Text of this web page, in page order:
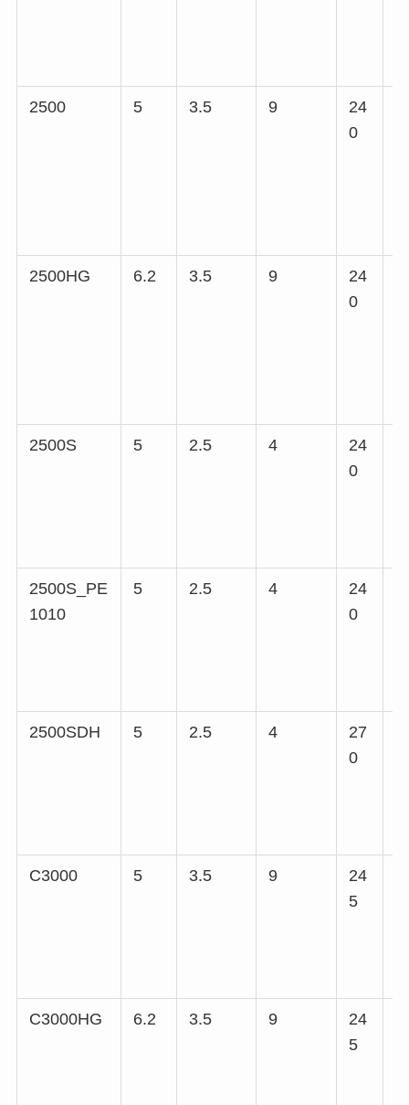
2500 5 3.5 9
24
0
2500HG 6.2 3.5 9
24
0
2500S 5 2.5 4
24
0
2500S_PE
1010
5 2.5 4
24
0
2500SDH 5 2.5 4
27
0
C3000 5 3.5 9
24
5
C3000HG 6.2 3.5 9
24
5